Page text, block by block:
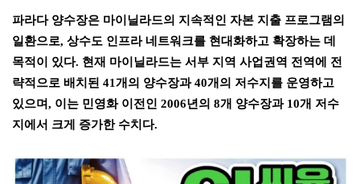
파라다 양수장은 마이닐라드의 지속적인 자본 지출 프로그램의
일환으로, 상수도 인프라 네트워크를 현대화하고 확장하는 데
목적이 있다. 현재 마이닐라드는 서부 지역 사업권역 전역에 전
략적으로 배치된 41개의 양수장과40개의 저수지를 운영하고
있으며, 이는 민영화 이전인 2006년의 8개 양수장과 10개 저수
지에서 크게 증가한 수치다.